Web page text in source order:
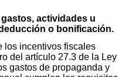
actividades u
o bonificación.
los incentivos fiscales
del artículo 27.3 de la Ley
gastos de propaganda y